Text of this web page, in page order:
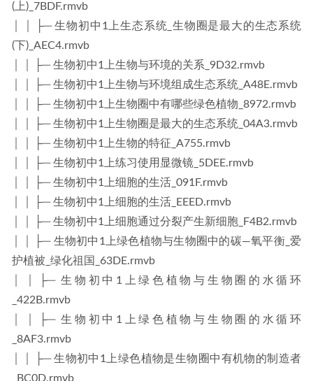
(上)_7BDF.rmvb
│ │ ├─ 生物初中1上生态系统_生物圈是最大的生态系统
(下)_AEC4.rmvb
│ │ ├─ 生物初中1上生物与环境的关系_9D32.rmvb
│ │ ├─ 生物初中1上生物与环境组成生态系统_A48E.rmvb
│ │ ├─ 生物初中1上生物圈中有哪些绿色植物_8972.rmvb
│ │ ├─ 生物初中1上生物圈是最大的生态系统_04A3.rmvb
│ │ ├─ 生物初中1上生物的特征_A755.rmvb
│ │ ├─ 生物初中1上练习使用显微镜_5DEE.rmvb
│ │ ├─ 生物初中1上细胞的生活_091F.rmvb
│ │ ├─ 生物初中1上细胞的生活_EEED.rmvb
│ │ ├─ 生物初中1上细胞通过分裂产生新细胞_F4B2.rmvb
│ │ ├─ 生物初中1上绿色植物与生物圈中的碳—氧平衡_爱
护植被_绿化祖国_63DE.rmvb
│ │ ├─ 生物初中1上绿色植物与生物圈的水循环
_422B.rmvb
│ │ ├─ 生物初中1上绿色植物与生物圈的水循环
_8AF3.rmvb
│ │ ├─ 生物初中1上绿色植物是生物圈中有机物的制造者
_BC0D.rmvb